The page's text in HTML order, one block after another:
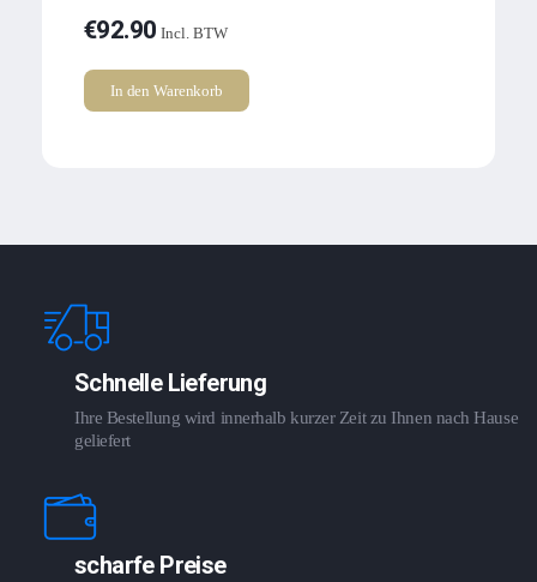
€92.90 Incl. BTW
In den Warenkorb
Schnelle Lieferung
Ihre Bestellung wird innerhalb kurzer Zeit zu Ihnen nach Hause
geliefert
scharfe Preise